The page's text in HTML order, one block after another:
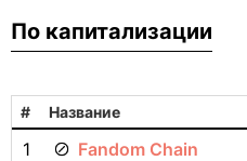
По капитализации
# Название
1 Fandom Chain